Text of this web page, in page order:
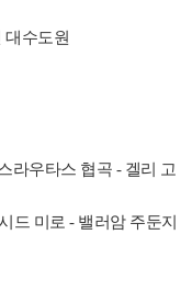
대수도원
라우타스 협곡 - 겔리 고
드 미로 - 밸러암 주둔지